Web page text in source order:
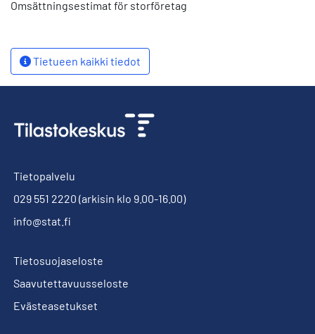
Omsättningsestimat för storföretag
Tietueen kaikki tiedot
Tietopalvelu
029 551 2220 (arkisin klo 9.00-16.00)
info@stat.fi
Tietosuojaseloste
Saavutettavuusseloste
Evästeasetukset